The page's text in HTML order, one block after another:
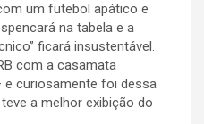
um futebol apático e
na tabela e a
ficará insustentável.
com a casamata
e curiosamente foi dessa
a melhor exibição do